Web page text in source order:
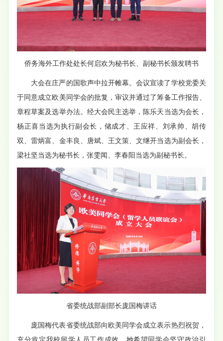
侨务海外工作处处长何启欢为秘书长、副秘书长颁发聘书
大会在庄严的国歌声中拉开帷幕。会议宣读了学校党委关
于同意成立欧美同学会的批复，审议并通过了筹备工作报告、
章程草案及选举办法。经大会民主选举，陈乐天当选为会长，
杨正喜当选为执行副会长，储成才、王应祥、刘承帅、胡传
双、雷炳富、金丰良、唐斌、王文策、文继开当选为副会长，
梁社坚当选为秘书长，张雯闻、李春阳当选为副秘书长。
省委统战部副部长庞国梅讲话
庞国梅代表省委统战部向欧美同学会成立表示热烈祝贺，